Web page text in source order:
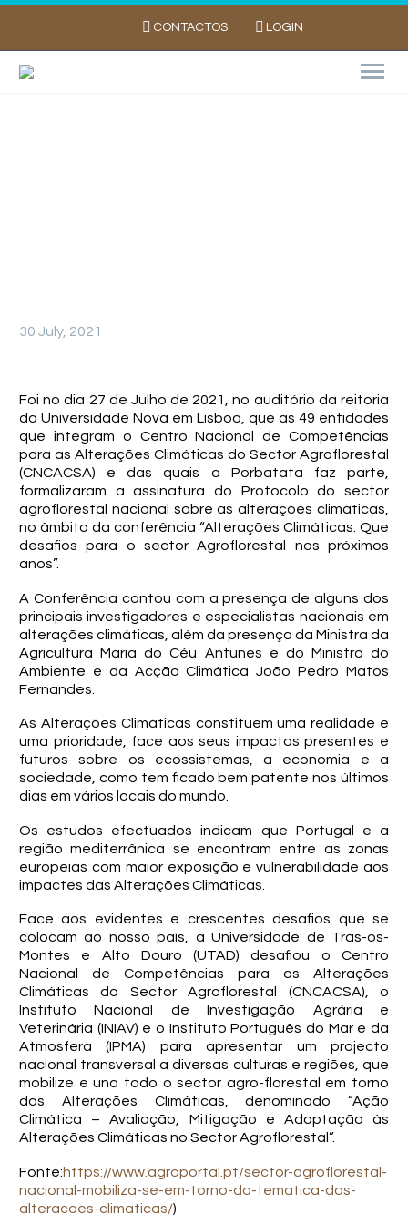
CONTACTOS LOGIN
30 July, 2021
Foi no dia 27 de Julho de 2021, no auditório da reitoria
da Universidade Nova em Lisboa, que as 49 entidades
que integram o Centro Nacional de Competências
para as Alterações Climáticas do Sector Agroflorestal
(CNCACSA) e das quais a Porbatata faz parte,
formalizaram a assinatura do Protocolo do sector
agroflorestal nacional sobre as alterações climáticas,
no âmbito da conferência “Alterações Climáticas: Que
desafios para o sector Agroflorestal nos próximos
anos”.
A Conferência contou com a presença de alguns dos
principais investigadores e especialistas nacionais em
alterações climáticas, além da presença da Ministra da
Agricultura Maria do Céu Antunes e do Ministro do
Ambiente e da Acção Climática João Pedro Matos
Fernandes.
As Alterações Climáticas constituem uma realidade e
uma prioridade, face aos seus impactos presentes e
futuros sobre os ecossistemas, a economia e a
sociedade, como tem ficado bem patente nos últimos
dias em vários locais do mundo.
Os estudos efectuados indicam que Portugal e a
região mediterrânica se encontram entre as zonas
europeias com maior exposição e vulnerabilidade aos
impactes das Alterações Climáticas.
Face aos evidentes e crescentes desafios que se
colocam ao nosso país, a Universidade de Trás-os-
Montes e Alto Douro (UTAD) desafiou o Centro
Nacional de Competências para as Alterações
Climáticas do Sector Agroflorestal (CNCACSA), o
Instituto Nacional de Investigação Agrária e
Veterinária (INIAV) e o Instituto Português do Mar e da
Atmosfera (IPMA) para apresentar um projecto
nacional transversal a diversas culturas e regiões, que
mobilize e una todo o sector agro-florestal em torno
das Alterações Climáticas, denominado “Ação
Climática – Avaliação, Mitigação e Adaptação às
Alterações Climáticas no Sector Agroflorestal”.
Fonte:https://www.agroportal.pt/sector-agroflorestal-
nacional-mobiliza-se-em-torno-da-tematica-das-
alteracoes-climaticas/)